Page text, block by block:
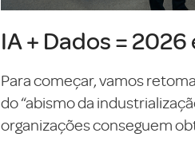
IA + Dados =
Para começar, vamos
do “abismo da
organizações conseguem